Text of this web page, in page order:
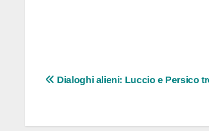
Navigazione
Dialoghi alieni: Luccio e Persico